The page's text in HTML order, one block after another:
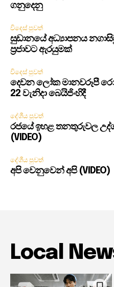
ගනුදෙනු
විදෙස් පුවත්
සුඩානයේ අධ්‍යාපනය
ප්‍රජාවට ඇරයුමක්
විදෙස් පුවත්
දෙවන ලෝක මානවරූපී
22 වැනිදා බෙයිජිංහිදී
දේශීය පුවත්
රජයේ ඉහළ තනතුරුවල
(VIDEO)
දේශීය පුවත්
අපි වෙනුවෙන් අපි (VIDEO)
Local